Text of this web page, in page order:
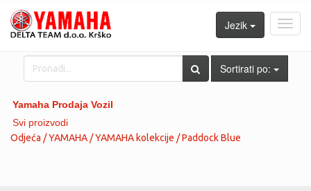
Jezik
Sortirati po:
Yamaha Prodaja Vozil
Svi proizvodi
Odjeća / YAMAHA / YAMAHA kolekcije / Paddock Blue